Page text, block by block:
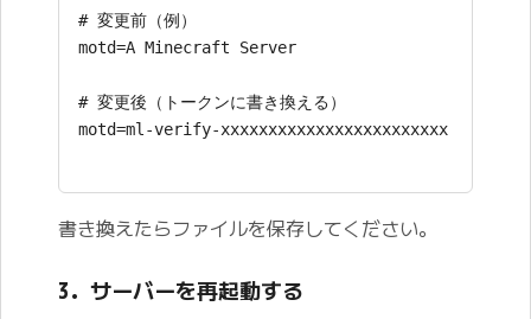
書き換えたらファイルを保存してください。
3. サーバーを再起動する